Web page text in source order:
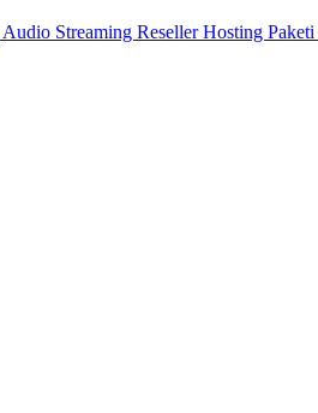
Audio Streaming Reseller Hosting Paketi